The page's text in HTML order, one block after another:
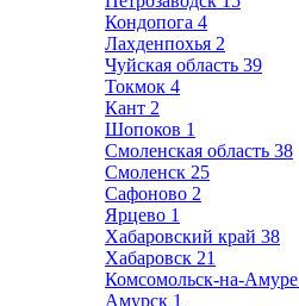
Кондопога 4
Лахденпохья 2
Чуйская область 39
Токмок 4
Кант 2
Шопоков 1
Смоленская область 38
Смоленск 25
Сафоново 2
Ярцево 1
Хабаровский край 38
Хабаровск 21
Комсомольск-на-Амуре
Амурск 1